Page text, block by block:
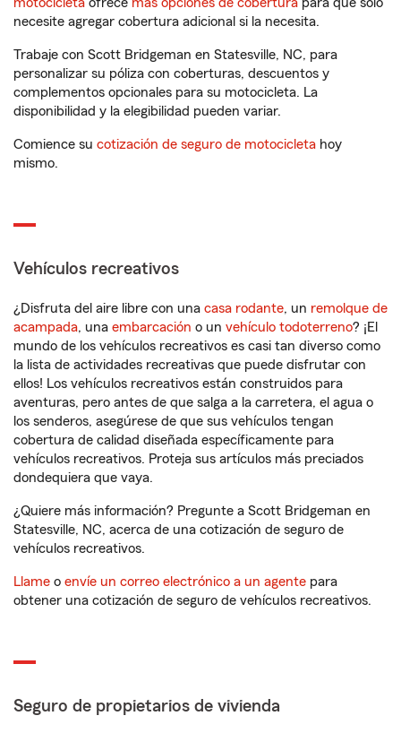
necesite agregar cobertura adicional si la necesita.
Trabaje con Scott Bridgeman en Statesville, NC, para
personalizar su póliza con coberturas, descuentos y
complementos opcionales para su motocicleta. La
disponibilidad y la elegibilidad pueden variar.
Comience su cotización de seguro de motocicleta hoy
mismo.
Vehículos recreativos
¿Disfruta del aire libre con una casa rodante, un remolque de
acampada, una embarcación o un vehículo todoterreno? ¡El
mundo de los vehículos recreativos es casi tan diverso como
la lista de actividades recreativas que puede disfrutar con
ellos! Los vehículos recreativos están construidos para
aventuras, pero antes de que salga a la carretera, el agua o
los senderos, asegúrese de que sus vehículos tengan
cobertura de calidad diseñada específicamente para
vehículos recreativos. Proteja sus artículos más preciados
dondequiera que vaya.
¿Quiere más información? Pregunte a Scott Bridgeman en
Statesville, NC, acerca de una cotización de seguro de
vehículos recreativos.
Llame o envíe un correo electrónico a un agente para
obtener una cotización de seguro de vehículos recreativos.
Seguro de propietarios de vivienda